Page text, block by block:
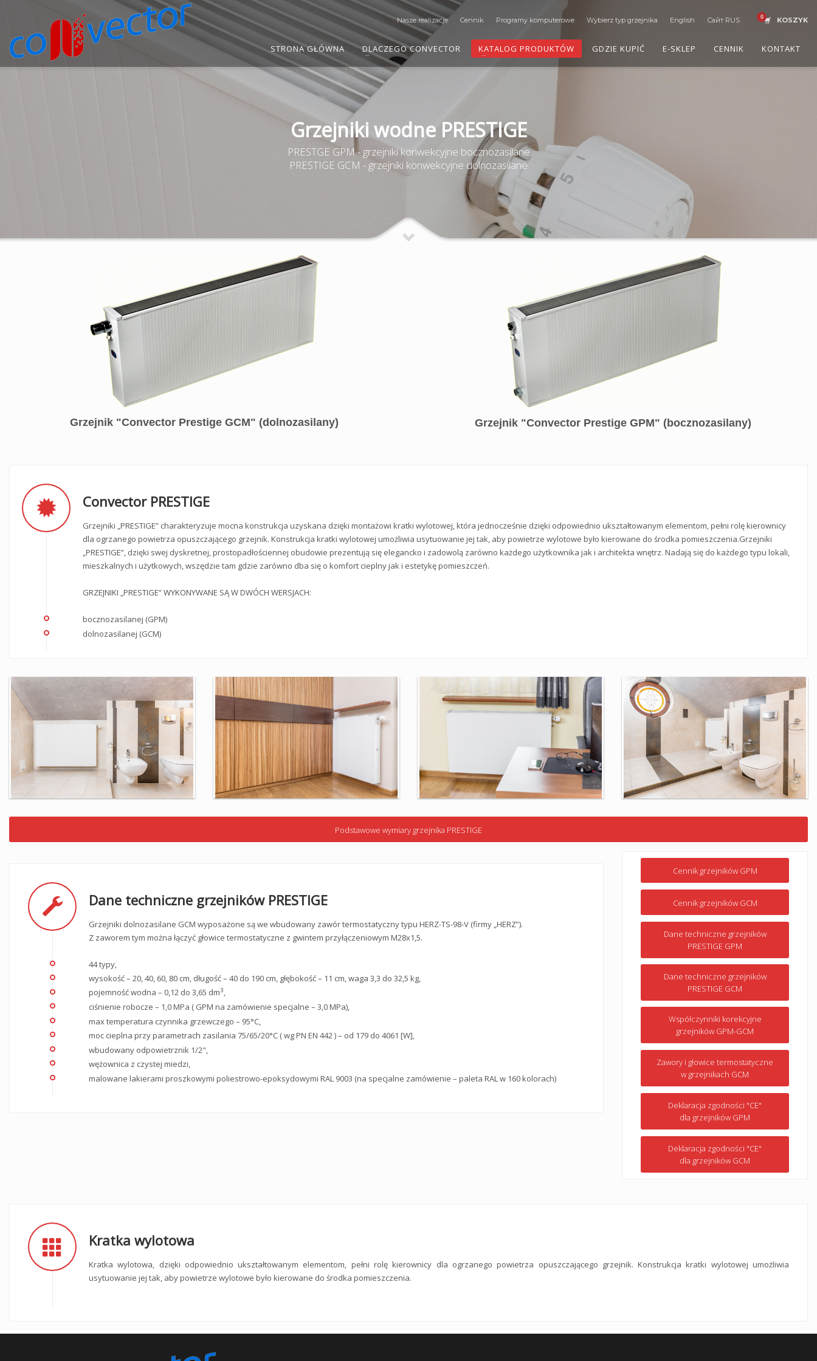
Nasze realizacje Cennik Programy komputerowe Wybierz typ grzejnika English Сайт RUS KOSZYK
STRONA GŁÓWNA DLACZEGO CONVECTOR KATALOG PRODUKTÓW GDZIE KUPIĆ E-SKLEP CENNIK KONTAKT
Grzejniki wodne PRESTIGE
PRESTGE GPM - grzejniki konwekcyjne bocznozasilane
PRESTIGE GCM - grzejniki konwekcyjne dolnozasilane
Grzejnik "Convector Prestige GCM" (dolnozasilany) Grzejnik "Convector Prestige GPM" (bocznozasilany)
Convector PRESTIGE
Grzejniki „PRESTIGE” charakteryzuje mocna konstrukcja uzyskana dzięki montażowi kratki wylotowej, która jednocześnie dzięki odpowiednio ukształtowanym elementom, pełni rolę kierownicy
dla ogrzanego powietrza opuszczającego grzejnik. Konstrukcja kratki wylotowej umożliwia usytuowanie jej tak, aby powietrze wylotowe było kierowane do środka pomieszczenia.Grzejniki
„PRESTIGE”, dzięki swej dyskretnej, prostopadłościennej obudowie prezentują się elegancko i zadowolą zarówno każdego użytkownika jak i architekta wnętrz. Nadają się do każdego typu lokali,
mieszkalnych i użytkowych, wszędzie tam gdzie zarówno dba się o komfort cieplny jak i estetykę pomieszczeń.
GRZEJNIKI „PRESTIGE” WYKONYWANE SĄ W DWÓCH WERSJACH:
bocznozasilanej (GPM)
dolnozasilanej (GCM)
Podstawowe wymiary grzejnika PRESTIGE
Dane techniczne grzejników PRESTIGE
Grzejniki dolnozasilane GCM wyposażone są we wbudowany zawór termostatyczny typu HERZ-TS-98-V (firmy „HERZ”).
Z zaworem tym można łączyć głowice termostatyczne z gwintem przyłączeniowym M28x1,5.
44 typy,
wysokość – 20, 40, 60, 80 cm, długość – 40 do 190 cm, głębokość – 11 cm, waga 3,3 do 32,5 kg,
pojemność wodna – 0,12 do 3,65 dm3,
ciśnienie robocze – 1,0 MPa ( GPM na zamówienie specjalne – 3,0 MPa),
max temperatura czynnika grzewczego – 95°C,
moc cieplna przy parametrach zasilania 75/65/20°C ( wg PN EN 442 ) – od 179 do 4061 [W],
wbudowany odpowietrznik 1/2",
wężownica z czystej miedzi,
malowane lakierami proszkowymi poliestrowo-epoksydowymi RAL 9003 (na specjalne zamówienie – paleta RAL w 160 kolorach)
Cennik grzejników GPM
Cennik grzejników GCM
Dane techniczne grzejników
PRESTIGE GPM
Dane techniczne grzejników
PRESTIGE GCM
Współczynniki korekcyjne
grzejników GPM-GCM
Zawory i głowice termostatyczne
w grzejnikach GCM
Deklaracja zgodności "CE"
dla grzejników GPM
Deklaracja zgodności "CE"
dla grzejników GCM
Kratka wylotowa
Kratka wylotowa, dzięki odpowiednio ukształtowanym elementom, pełni rolę kierownicy dla ogrzanego powietrza opuszczającego grzejnik. Konstrukcja kratki wylotowej umożliwia
usytuowanie jej tak, aby powietrze wylotowe było kierowane do środka pomieszczenia.